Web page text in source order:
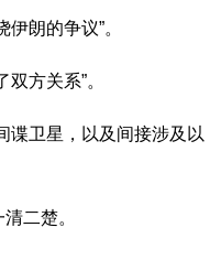
朗的争议”。
方关系”。
谍卫星，以及间接涉及以
二楚。